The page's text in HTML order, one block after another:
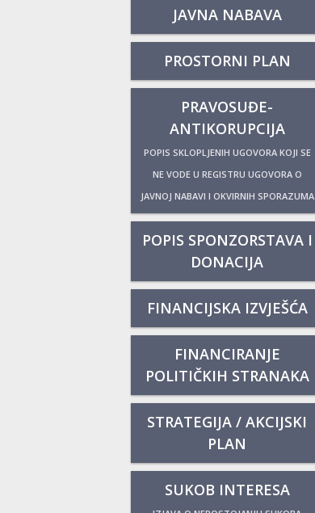
JAVNA NABAVA
PROSTORNI PLAN
PRAVOSUĐE-
ANTIKORUPCIJA
POPIS SKLOPLJENIH UGOVORA KOJI SE
NE VODE U REGISTRU UGOVORA O
JAVNOJ NABAVI I OKVIRNIH SPORAZUMA
POPIS SPONZORSTAVA I
DONACIJA
FINANCIJSKA IZVJEŠĆA
FINANCIRANJE
POLITIČKIH STRANAKA
STRATEGIJA / AKCIJSKI
PLAN
SUKOB INTERESA